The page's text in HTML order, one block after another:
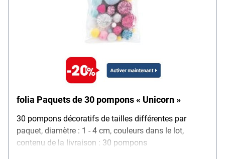
folia Paquets de 30 pompons « Unicorn »
30 pompons décoratifs de tailles différentes par
paquet, diamètre : 1 - 4 cm, couleurs dans le lot,
contenu de la livraison : 30 pompons